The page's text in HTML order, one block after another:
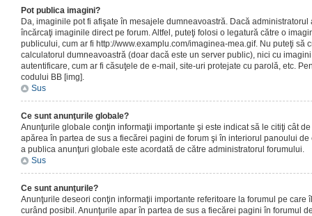
Pot publica imagini?
Da, imaginile pot fi afişate în mesajele dumneavoastră. Dacă
încărcaţi imaginile direct pe forum. Altfel, puteţi folosi o legatură către o
publicului, cum ar fi http://www.examplu.com/imaginea-mea.gif. Nu puteţi să
calculatorul dumneavoastră (doar dacă este un server public), nici cu
autentificare, cum ar fi căsuţele de e-mail, site-uri protejate cu parolă, etc.
codului BB [img].
Sus
Ce sunt anunţurile globale?
Anunţurile globale conţin informaţii importante şi este indicat să le citiţi cât
apărea în partea de sus a fiecărei pagini de forum şi în interiorul panoului
a publica anunţuri globale este acordată de către administratorul forumului.
Sus
Ce sunt anunţurile?
Anunţurile deseori conţin informaţii importante referitoare la forumul pe care
curând posibil. Anunţurile apar în partea de sus a fiecărei pagini în forumul